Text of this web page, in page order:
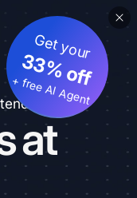
at
Get your
33% off
+ free AI Agent